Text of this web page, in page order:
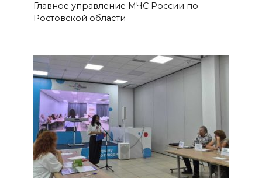
Садовой, 94, обследуют
специалисты
07 августа 2026 17:03
Бетон и влага: эксперт ЮФУ
объяснил, почему
ростовчанам тяжело
переносить жару
Главное управление МЧС России по
Ростовской области